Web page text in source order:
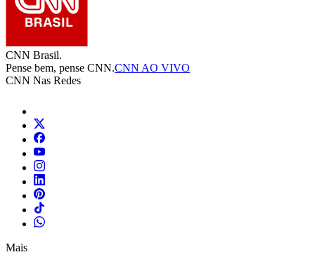
CNN Brasil.
Pense bem, pense CNN.CNN AO VIVO
CNN Nas Redes
Mais